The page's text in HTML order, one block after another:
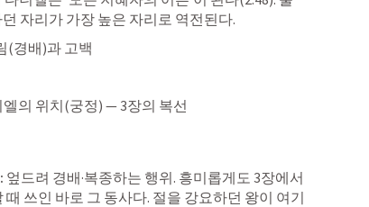
자리가 가장 높은 자리로 역전된다.
(경배)과 고백
엘의 위치(궁정) — 3장의 복선
엎드려 경배·복종하는 행위. 흥미롭게도 3장에서
때 쓰인 바로 그 동사다. 절을 강요하던 왕이 여기